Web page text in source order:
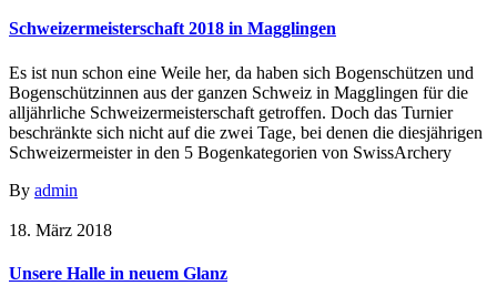
Schweizermeisterschaft 2018 in Magglingen
Es ist nun schon eine Weile her, da haben sich Bogenschützen und
Bogenschützinnen aus der ganzen Schweiz in Magglingen für die
alljährliche Schweizermeisterschaft getroffen. Doch das Turnier
beschränkte sich nicht auf die zwei Tage, bei denen die diesjährigen
Schweizermeister in den 5 Bogenkategorien von SwissArchery
By admin
18. März 2018
Unsere Halle in neuem Glanz